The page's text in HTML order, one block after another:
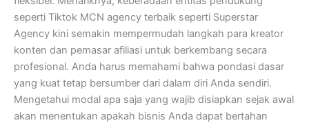
seperti Tiktok MCN agency terbaik seperti Superstar
Agency kini semakin mempermudah langkah para kreator
konten dan pemasar afiliasi untuk berkembang secara
profesional. Anda harus memahami bahwa pondasi dasar
yang kuat tetap bersumber dari dalam diri Anda sendiri.
Mengetahui modal apa saja yang wajib disiapkan sejak awal
akan menentukan apakah bisnis Anda dapat bertahan